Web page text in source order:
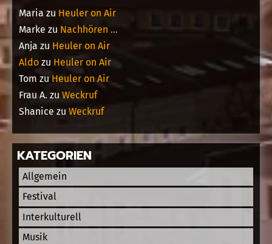
Maria zu Heuler on Air
Marke zu Nachhören …
Anja zu Heuler on Air
Aldo zu Heuler on Air
Tom zu Heuler on Air
Frau A. zu Weckruf
Shanice zu Weckruf
KATEGORIEN
Allgemein
Festival
Interkulturell
Musik